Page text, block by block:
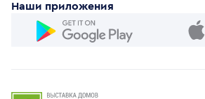
Наши приложения